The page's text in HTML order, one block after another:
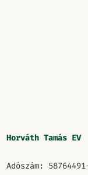
Horváth Tamás EV
Adószám: